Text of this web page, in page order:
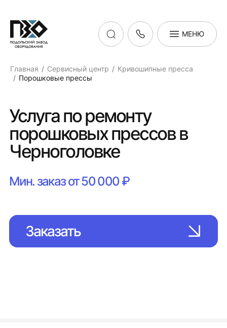
МЕНЮ
Главная Сервисный центр
Кривошипные пресса
Порошковые прессы
Услуга по ремонту
порошковых прессов в
Черноголовке
Мин. заказ от 50 000 ₽
Заказать